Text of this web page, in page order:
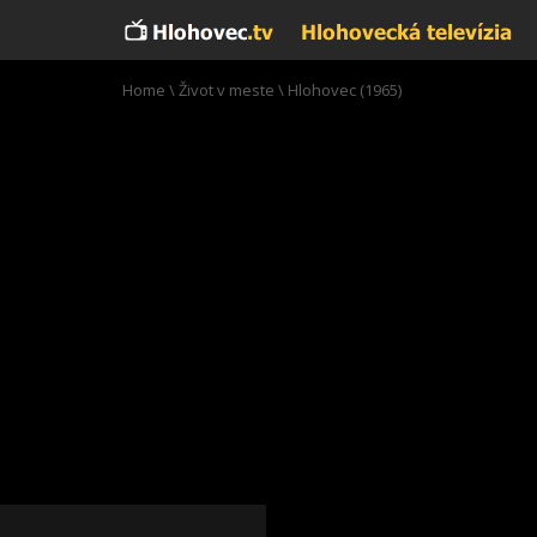
Home \Život v meste \ Hlohovec (1965)